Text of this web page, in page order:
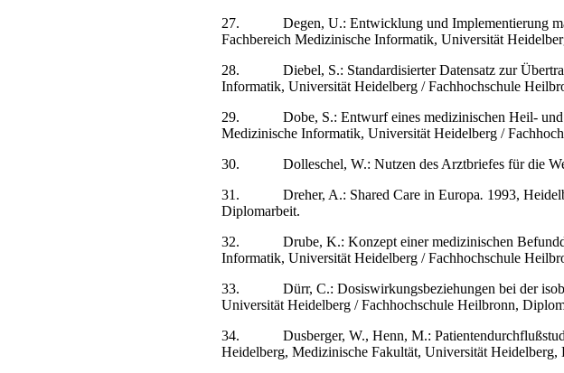
27.
Degen, U.: Entwicklung und Implementierung
Fachbereich Medizinische Informatik, Universität
28.
Diebel, S.: Standardisierter Datensatz zur
Informatik, Universität Heidelberg / Fachhochschule
29.
Dobe, S.: Entwurf eines medizinischen Heil-
Medizinische Informatik, Universität Heidelberg /
30.
Dolleschel, W.: Nutzen des Arztbriefes für die
31.
Dreher, A.: Shared Care in Europa. 1993,
Diplomarbeit.
32.
Drube, K.: Konzept einer medizinischen
Informatik, Universität Heidelberg / Fachhochschule
33.
Dürr, C.: Dosiswirkungsbeziehungen bei der
Universität Heidelberg / Fachhochschule Heilbronn,
34.
Dusberger, W., Henn, M.:
Heidelberg, Medizinische Fakultät, Universität Heidelberg,